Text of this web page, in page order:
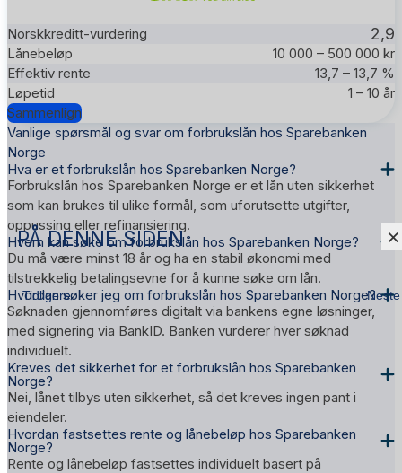
×
PÅ DENNE SIDEN
Tidligere Neste
2,9
10 000 – 500 000 kr
13,7 – 13,7 %
1 – 10 år
Sammenlign
Vanlige spørsmål og svar om forbrukslån hos Sparebanken
Norge
Hva er et forbrukslån hos Sparebanken Norge?
Forbrukslån hos Sparebanken Norge er et lån uten sikkerhet
som kan brukes til ulike formål, som uforutsette utgifter,
oppussing eller refinansiering.
Hvem kan søke om forbrukslån hos Sparebanken Norge?
Du må være minst 18 år og ha en stabil økonomi med
tilstrekkelig betalingsevne for å kunne søke om lån.
Hvordan søker jeg om forbrukslån hos Sparebanken Norge?
Søknaden gjennomføres digitalt via bankens egne løsninger,
med signering via BankID. Banken vurderer hver søknad
individuelt.
Kreves det sikkerhet for et forbrukslån hos Sparebanken
Norge?
Nei, lånet tilbys uten sikkerhet, så det kreves ingen pant i
eiendeler.
Hvordan fastsettes rente og lånebeløp hos Sparebanken
Norge?
Rente og lånebeløp fastsettes individuelt basert på